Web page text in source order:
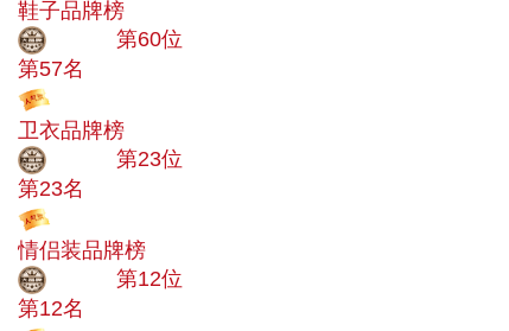
鞋子品牌榜
第60位
第57名
卫衣品牌榜
第23位
第23名
情侣装品牌榜
第12位
第12名